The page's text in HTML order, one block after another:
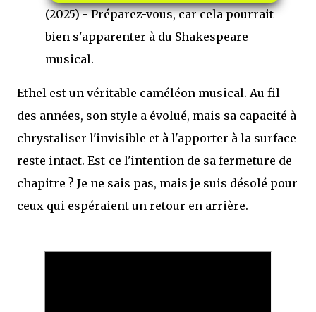
(2025) - Préparez-vous, car cela pourrait
bien s'apparenter à du Shakespeare
musical.
Ethel est un véritable caméléon musical. Au fil
des années, son style a évolué, mais sa capacité à
chrystaliser l'invisible et à l'apporter à la surface
reste intact. Est-ce l'intention de sa fermeture de
chapitre ? Je ne sais pas, mais je suis désolé pour
ceux qui espéraient un retour en arrière.